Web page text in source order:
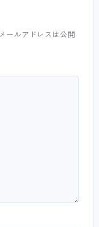
ールアドレスは公開